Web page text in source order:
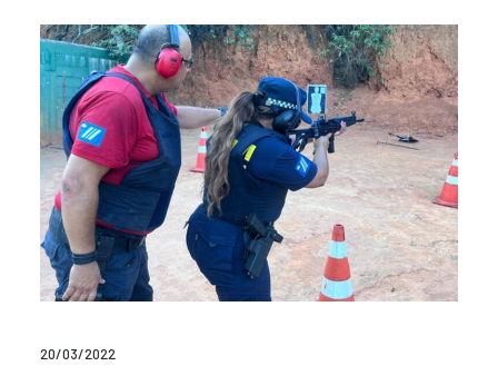
20/03/2022